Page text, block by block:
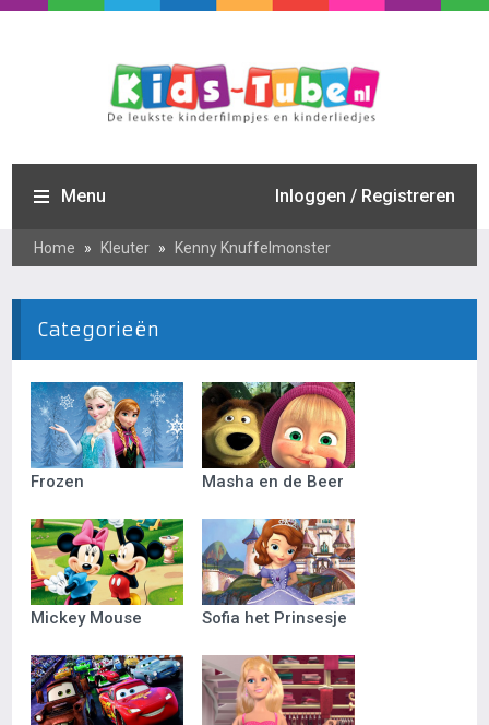
Menu Inloggen / Registreren
Home » Kleuter » Kenny Knuffelmonster
Categorieën
Frozen Masha en de Beer
Mickey Mouse Sofia het Prinsesje